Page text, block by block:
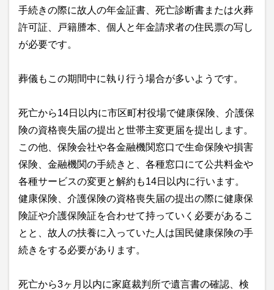
手続きの際に故人の年金証書、死亡診断書または火葬
許可証、戸籍謄本、個人と年金請求者の住民票の写し
が必要です。
葬儀もこの期間中に執り行う場合が多いようです。
死亡から14日以内に市区町村役場で健康保険、介護保
険の資格喪失届の提出と世帯主変更届を提出します。
この他、保険会社や各金融機関窓口で生命保険や損害
保険、金融機関の手続きと、各種窓口にて公共料金や
各種サービスの変更と解約も14日以内に行います。
健康保険、介護保険の資格喪失届の提出の際に健康保
険証や介護保険証を合わせて持っていく必要があるこ
とと、故人の扶養に入っていた人は国民健康保険の手
続きをする必要があります。
死亡から3ヶ月以内に家庭裁判所で遺言書の確認、検